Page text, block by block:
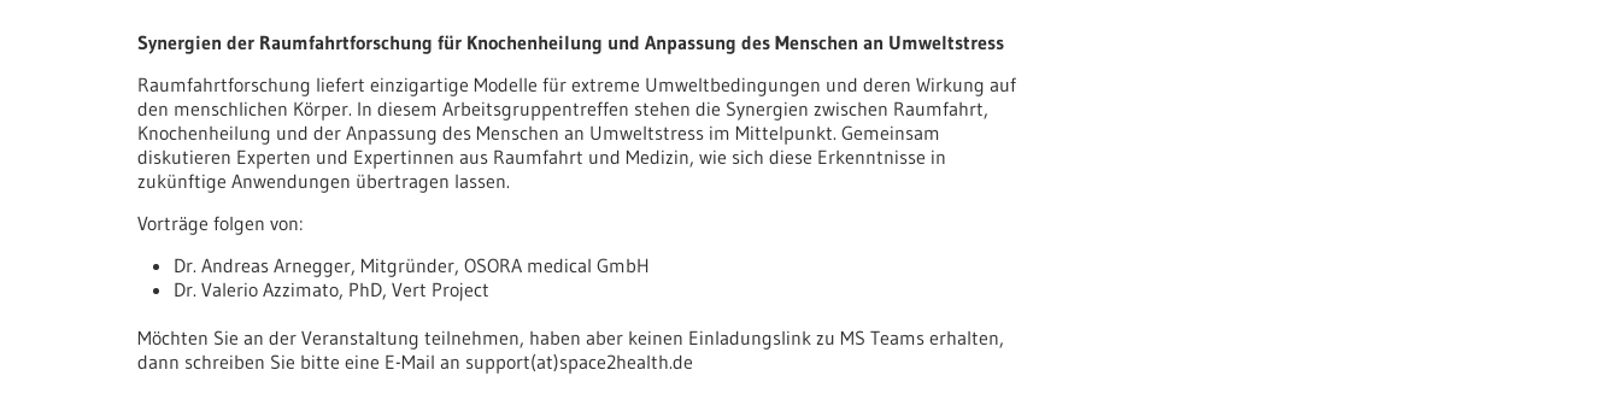
Synergien der Raumfahrtforschung für Knochenheilung und Anpassung des Menschen an Umweltstress
Raumfahrtforschung liefert einzigartige Modelle für extreme Umweltbedingungen und deren Wirkung auf
den menschlichen Körper. In diesem Arbeitsgruppentreffen stehen die Synergien zwischen Raumfahrt,
Knochenheilung und der Anpassung des Menschen an Umweltstress im Mittelpunkt. Gemeinsam
diskutieren Experten und Expertinnen aus Raumfahrt und Medizin, wie sich diese Erkenntnisse in
zukünftige Anwendungen übertragen lassen.
Vorträge folgen von:
Dr. Andreas Arnegger, Mitgründer, OSORA medical GmbH
Dr. Valerio Azzimato, PhD, Vert Project
Möchten Sie an der Veranstaltung teilnehmen, haben aber keinen Einladungslink zu MS Teams erhalten,
dann schreiben Sie bitte eine E-Mail an support(at)space2health.de